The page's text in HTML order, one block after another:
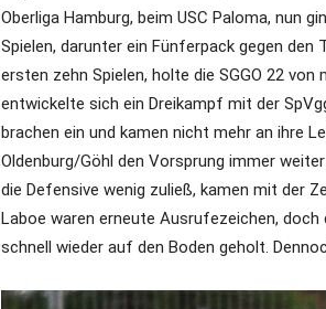
Oberliga Hamburg, beim USC Paloma, nun
Spielen, darunter ein Fünferpack gegen
ersten zehn Spielen, holte die SGGO 22
entwickelte sich ein Dreikampf mit der
brachen ein und kamen nicht mehr an ihre
Oldenburg/Göhl den Vorsprung immer
die Defensive wenig zuließ, kamen mit der
Laboe waren erneute Ausrufezeichen,
schnell wieder auf den Boden geholt.